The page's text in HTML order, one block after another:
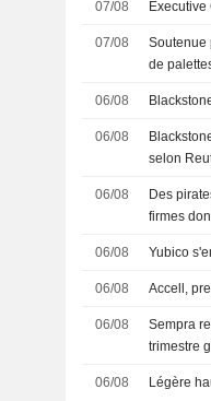
07/08
07/08
Soutenue
de
06/08
06/08
selon
06/08
Des
firmes
06/08 Yubico
06/08 Accell,
06/08
Sempra
trimestre
06/08 Légère